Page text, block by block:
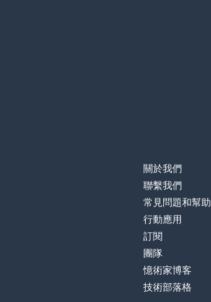
關於我們
聯繫我們
常見問題和幫助
行動應用
訂閱
團隊
憶術家博客
技術部落格